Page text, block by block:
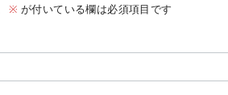
※ が付いている欄は必須項目です